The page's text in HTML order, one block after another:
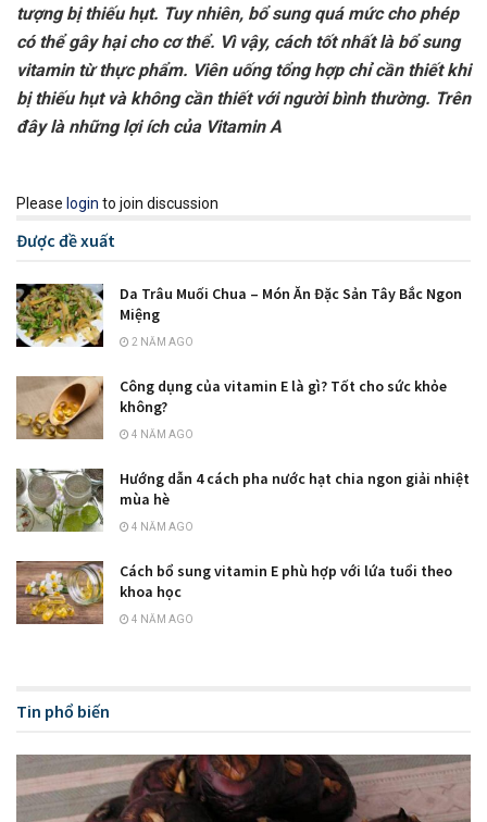
tượng bị thiếu hụt. Tuy nhiên, bổ sung quá mức cho phép
có thể gây hại cho cơ thể. Vì vậy, cách tốt nhất là bổ sung
vitamin từ thực phẩm. Viên uống tổng hợp chỉ cần thiết khi
bị thiếu hụt và không cần thiết với người bình thường. Trên
đây là những lợi ích của Vitamin A
Please login to join discussion
Được đề xuất
Da Trâu Muối Chua – Món Ăn Đặc Sản Tây Bắc Ngon
Miệng
2 NĂM AGO
Công dụng của vitamin E là gì? Tốt cho sức khỏe
không?
4 NĂM AGO
Hướng dẫn 4 cách pha nước hạt chia ngon giải nhiệt
mùa hè
4 NĂM AGO
Cách bổ sung vitamin E phù hợp với lứa tuổi theo
khoa học
4 NĂM AGO
Tin phổ biến